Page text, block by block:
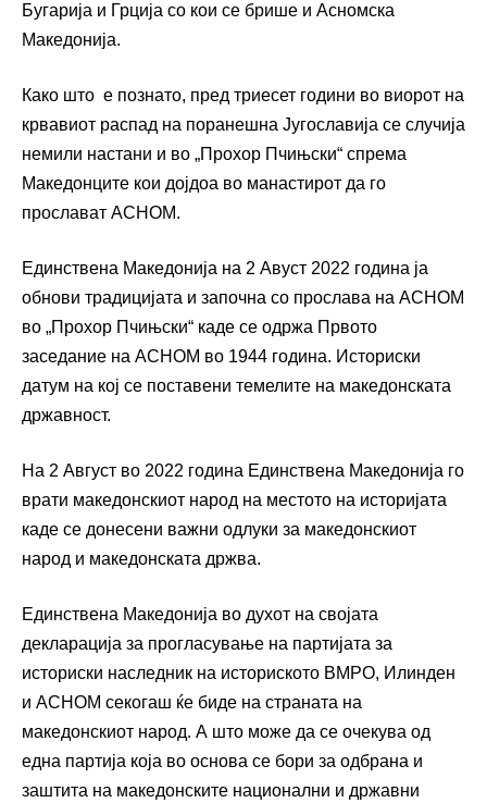
Бугарија и Грција со кои се брише и Асномска
Македонија.
Како што е познато, пред триесет години во виорот на
крвавиот распад на поранешна Југославија се случија
немили настани и во „Прохор Пчињски“ спрема
Македонците кои дојдоа во манастирот да го
прослават АСНОМ.
Единствена Македонија на 2 Авуст 2022 година ја
обнови традицијата и започна со прослава на АСНОМ
во „Прохор Пчињски“ каде се одржа Првото
заседание на АСНОМ во 1944 година. Историски
датум на кој се поставени темелите на македонската
државност.
На 2 Август во 2022 година Единствена Македонија го
врати македонскиот народ на местото на историјата
каде се донесени важни одлуки за македонскиот
народ и македонската држва.
Единствена Македонија во духот на својата
декларација за прогласување на партијата за
историски наследник на историското ВМРО, Илинден
и АСНОМ секогаш ќе биде на страната на
македонскиот народ. А што може да се очекува од
една партија која во основа се бори за одбрана и
заштита на македонските национални и државни